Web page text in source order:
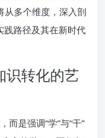
从多个维度，深入剖
践路径及其在新时代
识转化的艺
而是强调“学”与“干”